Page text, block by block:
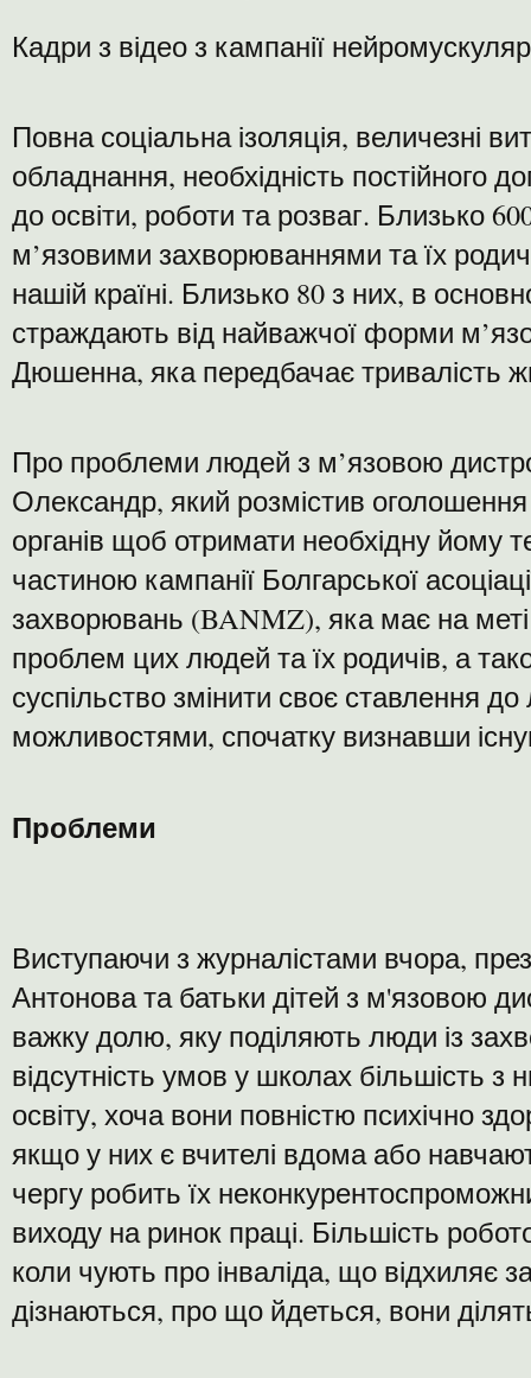
Кадри з відео з кампанії
Повна соціальна ізоляція, величезні
обладнання, необхідність постійного
до освіти, роботи та розваг. Близько
м’язовими захворюваннями та їх
нашій країні. Близько 80 з них, в
страждають від найважчої форми
Дюшенна, яка передбачає тривалість
Про проблеми людей з м’язовою
Олександр, який розмістив
органів щоб отримати необхідну йому
частиною кампанії Болгарської
захворювань (BANMZ), яка має на
проблем цих людей та їх родичів, а
суспільство змінити своє ставлення
можливостями, спочатку визнавши
Проблеми
Виступаючи з журналістами вчора,
Антонова та батьки дітей з м'язовою
важку долю, яку поділяють люди із
відсутність умов у школах більшість з
освіту, хоча вони повністю психічно
якщо у них є вчителі вдома або
чергу робить їх
виходу на ринок праці. Більшість
коли чують про інваліда, що відхиляє
дізнаються, про що йдеться, вони